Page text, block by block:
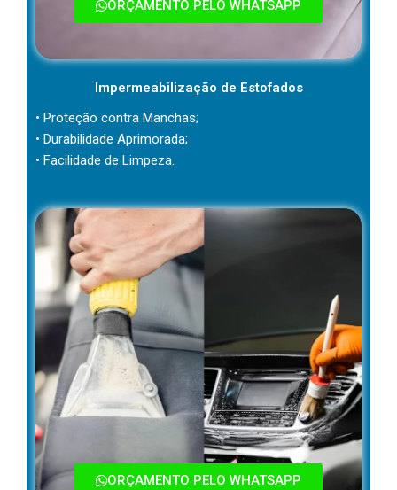
ORÇAMENTO PELO WHATSAPP
Impermeabilização de Estofados
• Proteção contra Manchas;
• Durabilidade Aprimorada;
• Facilidade de Limpeza.
ORÇAMENTO PELO WHATSAPP